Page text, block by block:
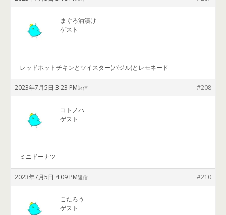
まぐろ油漬け
ゲスト
レッドホットチキンとツイスター(バジル)とレモネード
2023年7月5日 3:23 PM #208
返信
コトノハ
ゲスト
ミニドーナツ
2023年7月5日 4:09 PM #210
返信
こたろう
ゲスト